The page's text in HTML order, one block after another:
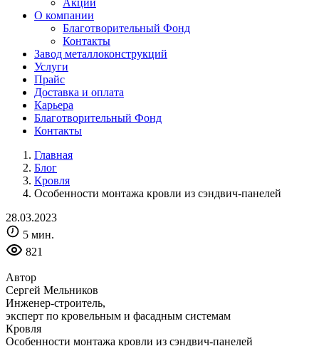
Акции
О компании
Благотворительный Фонд
Контакты
Завод металлоконструкций
Услуги
Прайс
Доставка и оплата
Карьера
Благотворительный Фонд
Контакты
Главная
Блог
Кровля
Особенности монтажа кровли из сэндвич-панелей
28.03.2023
5 мин.
821
Автор
Сергей Мельников
Инженер-строитель,
эксперт по кровельным и фасадным системам
Кровля
Особенности монтажа кровли из сэндвич-панелей